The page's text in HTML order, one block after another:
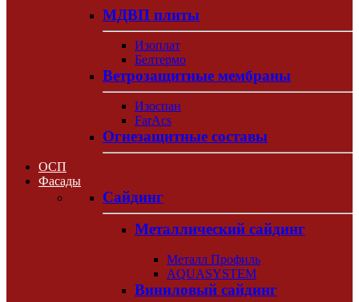
МДВП плиты
Изоплат
Белтермо
Ветрозащитные мембраны
Изоспан
FarAcs
Огнезащитные составы
ОСП
Фасады
Сайдинг
Металлический сайдинг
Металл Профиль
AQUASYSTEM
Виниловый сайдинг